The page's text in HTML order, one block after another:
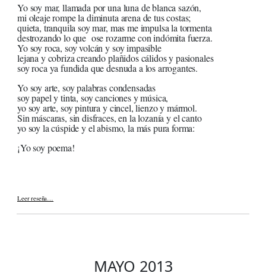
Yo soy mar, llamada por una luna de blanca sazón,
mi oleaje rompe la diminuta arena de tus costas;
quieta, tranquila soy mar, mas me impulsa la tormenta
destrozando lo que ose rozarme con indómita fuerza.
Yo soy roca, soy volcán y soy impasible
lejana y cobriza creando plañidos cálidos y pasionales
soy roca ya fundida que desnuda a los arrogantes.
Yo soy arte, soy palabras condensadas
soy papel y tinta, soy canciones y música,
yo soy arte, soy pintura y cincel, lienzo y mármol.
Sin máscaras, sin disfraces, en la lozanía y el canto
yo soy la cúspide y el abismo, la más pura forma:
¡Yo soy poema!
Leer reseña…
MAYO 2013